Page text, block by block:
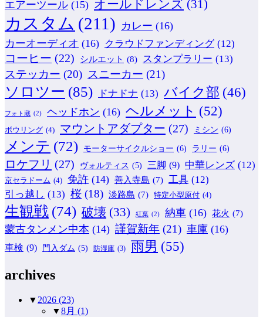
エアーツール (15) オールドレンズ (31)
カスタム (211) カレー (16)
カーオーディオ (16) クラウドファンディング (12)
コーヒー (22) シルエット (8) スタンプラリー (13)
ステッカー (20) スニーカー (21)
ソロツー (85) ドナドナ (13) バイク部 (46)
フォト蔵 (2) ヘッドホン (16) ヘルメット (52)
ボウリング (4) マウントアダプター (27) ミシン (6)
メンテ (72) モーターサイクルショー (6) ラリー (6)
ロケフリ (27) ヴォルティス (5) 三脚 (9) 中華レンズ (12)
京セラドーム (4) 免許 (14) 善入寺島 (7) 工具 (12)
引っ越し (13) 桜 (18) 淡路島 (7) 特定小型原付 (4)
生観戦 (74) 破壊 (33) 紅葉 (2) 納車 (16) 花火 (7)
蒙古タンメン中本 (14) 謹賀新年 (21) 車庫 (16)
車検 (9) 門入ダム (5) 防湿庫 (3) 雨男 (55)
archives
▼ 2026 (23)
▼8月 (1)